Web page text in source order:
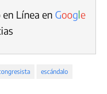
Línea en Google
escándalo